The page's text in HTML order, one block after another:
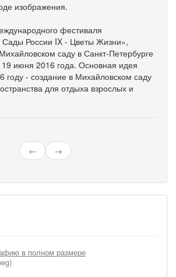
изображения.
фестиваля
Сады России IX - Цветы Жизни»,
саду в Санкт-Петербурге
июня 2016 года. Основная идея
году - создание в Михайловском саду
для отдыха взрослых и
← →
в полном размере